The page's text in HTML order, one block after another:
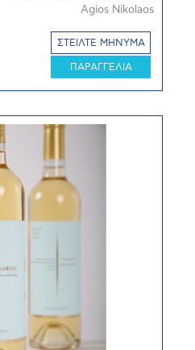
Agios Nikolaos
ΣΤΕΙΛΤΕ ΜΗΝΥΜΑ
ΠΑΡΑΓΓΕΛΙΑ